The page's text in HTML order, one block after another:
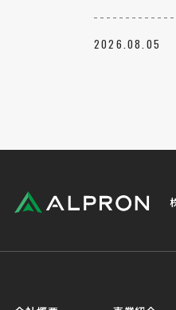
2026.08.05